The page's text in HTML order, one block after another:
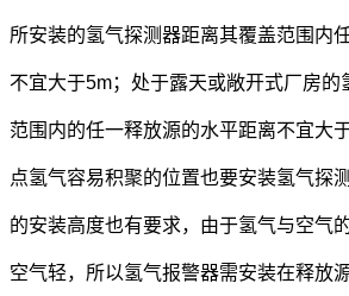
所安装的氢气探测器距离其覆盖范围内
不宜大于5m；处于露天或敞开式厂房的
范围内的任一释放源的水平距离不宜大
点氢气容易积聚的位置也要安装氢气探
的安装高度也有要求，由于氢气与空气
空气轻，所以氢气报警器需安装在释放